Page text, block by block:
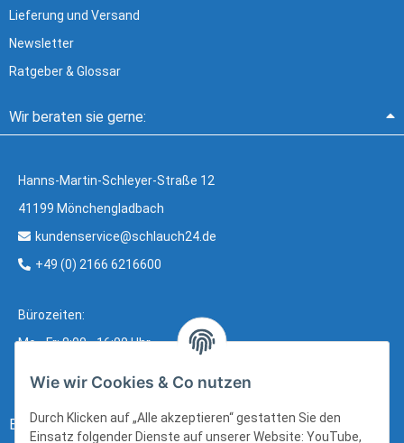
Lieferung und Versand
Newsletter
Ratgeber & Glossar
Wir beraten sie gerne:
Hanns-Martin-Schleyer-Straße 12
41199 Mönchengladbach
kundenservice@schlauch24.de
+49 (0) 2166 6216600
Bürozeiten:
Mo - Fr: 8:00 - 16:00 Uhr
Bezahlung:
Wie wir Cookies & Co nutzen
Durch Klicken auf „Alle akzeptieren“ gestatten Sie den
Einsatz folgender Dienste auf unserer Website: YouTube,